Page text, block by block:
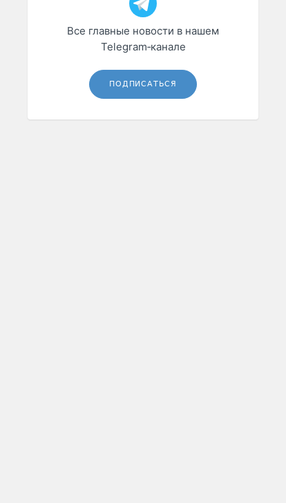
Все главные новости в нашем
Telegram‑канале
ПОДПИСАТЬСЯ